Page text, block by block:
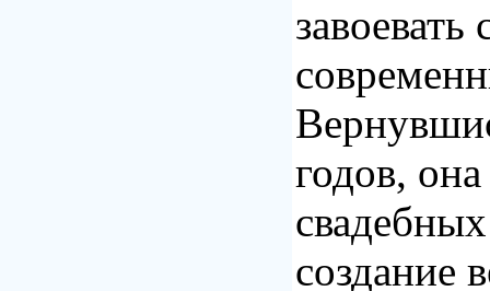
завоевать
годов,
создание